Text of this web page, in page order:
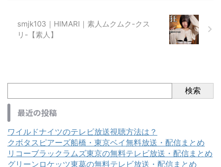
smjk103｜HIMARI｜素人ムクムク-クス
リ-【素人】
検索
最近の投稿
ワイルドナイツのテレビ放送視聴方法は？
クボタスピアーズ船橋・東京ベイ無料放送・配信まとめ
リコーブラックラムズ東京の無料テレビ放送・配信まとめ
グリーンロケッツ東葛の無料テレビ放送・配信まとめ